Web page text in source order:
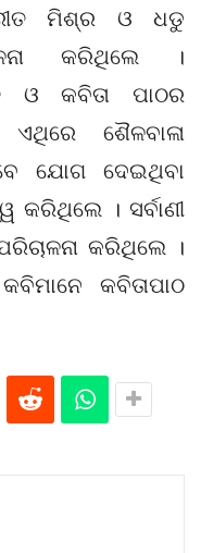
ମିଶ୍ର ଓ ଧଡୁ
କରିଥିଲେ ।
ଓ କବିତା ପାଠର
ଶୈଳବାଳା
ଯୋଗ ଦେଇଥିବା
କରିଥିଲେ । ସର୍ବାଣୀ
କରିଥିଲେ ।
କବିତାପାଠ